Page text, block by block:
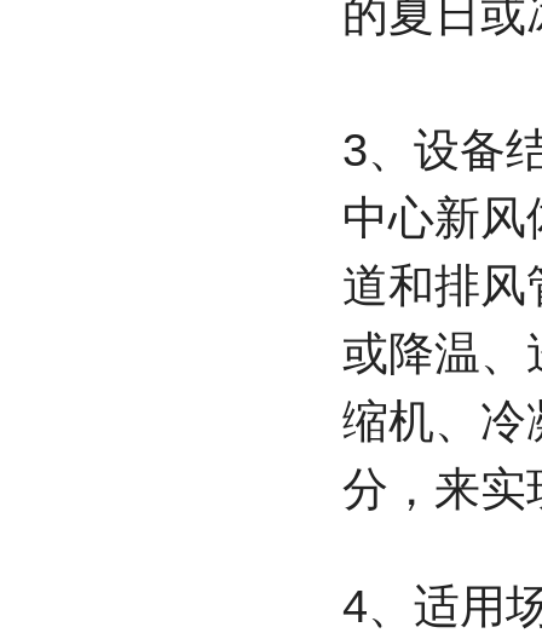
的夏日或
3、设备
中心新风
道和排风
或降温、
缩机、冷
分，来实
4、适用